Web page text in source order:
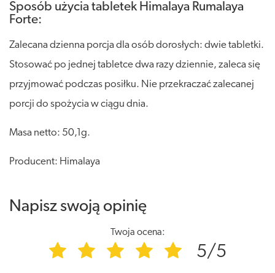
Sposób użycia tabletek Himalaya Rumalaya
Forte:
Zalecana dzienna porcja dla osób dorosłych: dwie tabletki.
Stosować po jednej tabletce dwa razy dziennie, zaleca się
przyjmować podczas posiłku. Nie przekraczać zalecanej
porcji do spożycia w ciągu dnia.
Masa netto: 50,1g.
Producent: Himalaya
Napisz swoją opinię
Twoja ocena:
5/5